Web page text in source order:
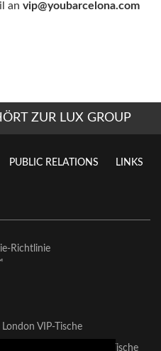
an vip@youbarcelona.com
ZUR LUX GROUP
PUBLIC RELATIONS LINKS
Richtlinie
London VIP-Tische
Las Vegas VIP-Tische